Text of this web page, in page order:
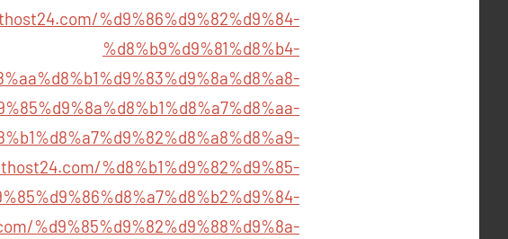
%d9%86%d9%82%d9%84-
%d8%b9%d9%81%d8%b4-
%d8%b1%d9%82%d9%85-
%d9%85%d9%82%d9%88%d9%8a-